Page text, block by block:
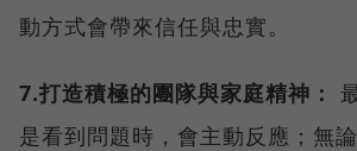
動方式會帶來信任與忠實。
7.打造積極的團隊與家庭精神：
是看到問題時，會主動反應；無